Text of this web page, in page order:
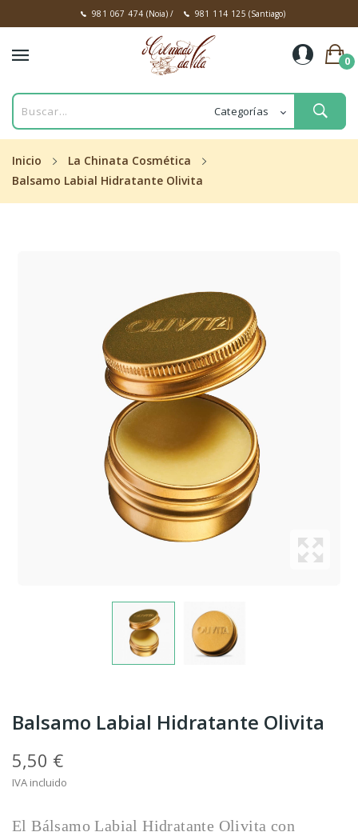
981 067 474 (Noia)/ 981 114 125 (Santiago)
0
Inicio
La Chinata Cosmética
Balsamo Labial Hidratante Olivita
Balsamo Labial Hidratante Olivita
5,50 €
IVA incluido
El Bálsamo Labial Hidratante Olivita con